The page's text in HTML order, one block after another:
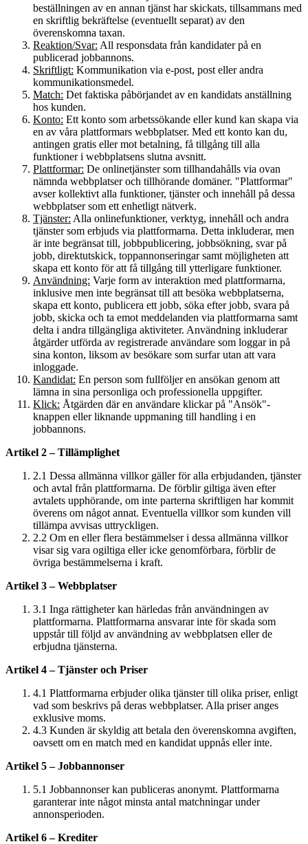
beställningen av en annan tjänst har skickats, tillsammans med
en skriftlig bekräftelse (eventuellt separat) av den
överenskomna taxan.
Reaktion/Svar: All responsdata från kandidater på en
publicerad jobbannons.
Skriftligt: Kommunikation via e-post, post eller andra
kommunikationsmedel.
Match: Det faktiska påbörjandet av en kandidats anställning
hos kunden.
Konto: Ett konto som arbetssökande eller kund kan skapa via
en av våra plattformars webbplatser. Med ett konto kan du,
antingen gratis eller mot betalning, få tillgång till alla
funktioner i webbplatsens slutna avsnitt.
Plattformar: De onlinetjänster som tillhandahålls via ovan
nämnda webbplatser och tillhörande domäner. "Plattformar"
avser kollektivt alla funktioner, tjänster och innehåll på dessa
webbplatser som ett enhetligt nätverk.
Tjänster: Alla onlinefunktioner, verktyg, innehåll och andra
tjänster som erbjuds via plattformarna. Detta inkluderar, men
är inte begränsat till, jobbpublicering, jobbsökning, svar på
jobb, direktutskick, toppannonseringar samt möjligheten att
skapa ett konto för att få tillgång till ytterligare funktioner.
Användning: Varje form av interaktion med plattformarna,
inklusive men inte begränsat till att besöka webbplatserna,
skapa ett konto, publicera ett jobb, söka efter jobb, svara på
jobb, skicka och ta emot meddelanden via plattformarna samt
delta i andra tillgängliga aktiviteter. Användning inkluderar
åtgärder utförda av registrerade användare som loggar in på
sina konton, liksom av besökare som surfar utan att vara
inloggade.
Kandidat: En person som fullföljer en ansökan genom att
lämna in sina personliga och professionella uppgifter.
Klick: Åtgärden där en användare klickar på "Ansök"-
knappen eller liknande uppmaning till handling i en
jobbannons.
Artikel 2 – Tillämplighet
2.1 Dessa allmänna villkor gäller för alla erbjudanden, tjänster
och avtal från plattformarna. De förblir giltiga även efter
avtalets upphörande, om inte parterna skriftligen har kommit
överens om något annat. Eventuella villkor som kunden vill
tillämpa avvisas uttryckligen.
2.2 Om en eller flera bestämmelser i dessa allmänna villkor
visar sig vara ogiltiga eller icke genomförbara, förblir de
övriga bestämmelserna i kraft.
Artikel 3 – Webbplatser
3.1 Inga rättigheter kan härledas från användningen av
plattformarna. Plattformarna ansvarar inte för skada som
uppstår till följd av användning av webbplatsen eller de
erbjudna tjänsterna.
Artikel 4 – Tjänster och Priser
4.1 Plattformarna erbjuder olika tjänster till olika priser, enligt
vad som beskrivs på deras webbplatser. Alla priser anges
exklusive moms.
4.3 Kunden är skyldig att betala den överenskomna avgiften,
oavsett om en match med en kandidat uppnås eller inte.
Artikel 5 – Jobbannonser
5.1 Jobbannonser kan publiceras anonymt. Plattformarna
garanterar inte något minsta antal matchningar under
annonsperioden.
Artikel 6 – Krediter